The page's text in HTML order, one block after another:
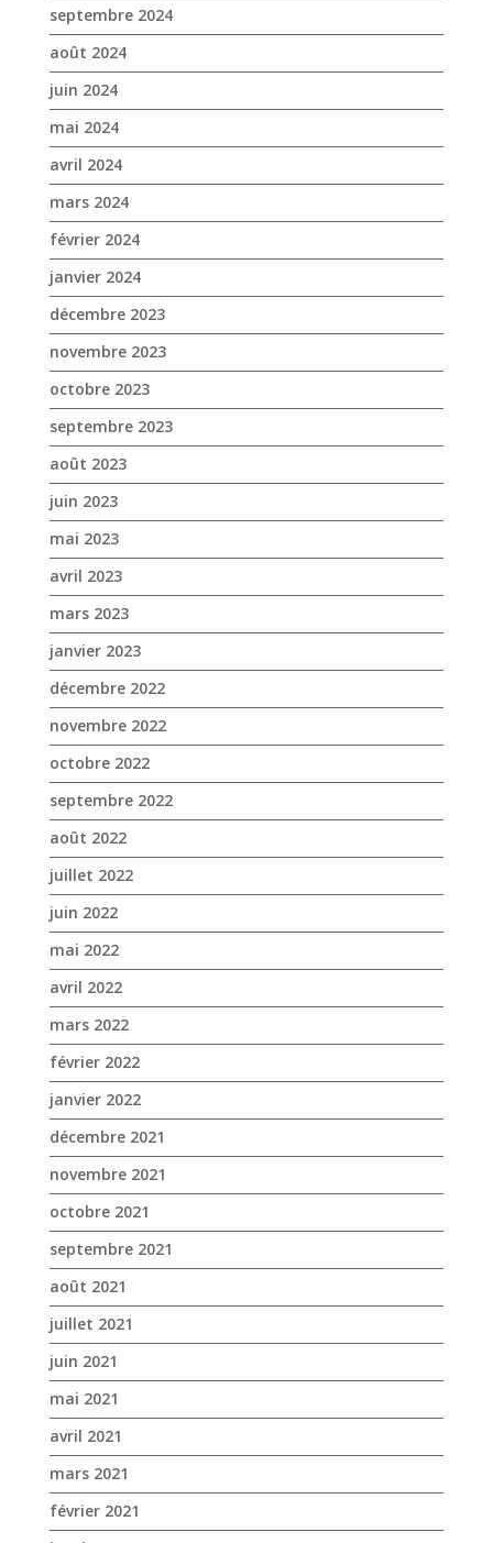
mars 2024
février 2024
janvier 2024
décembre 2023
novembre 2023
octobre 2023
septembre 2023
août 2023
juin 2023
mai 2023
avril 2023
mars 2023
janvier 2023
décembre 2022
novembre 2022
octobre 2022
septembre 2022
août 2022
juillet 2022
juin 2022
mai 2022
avril 2022
mars 2022
février 2022
janvier 2022
décembre 2021
novembre 2021
octobre 2021
septembre 2021
août 2021
juillet 2021
juin 2021
mai 2021
avril 2021
mars 2021
février 2021
janvier 2021
novembre 2020
octobre 2020
septembre 2020
août 2020